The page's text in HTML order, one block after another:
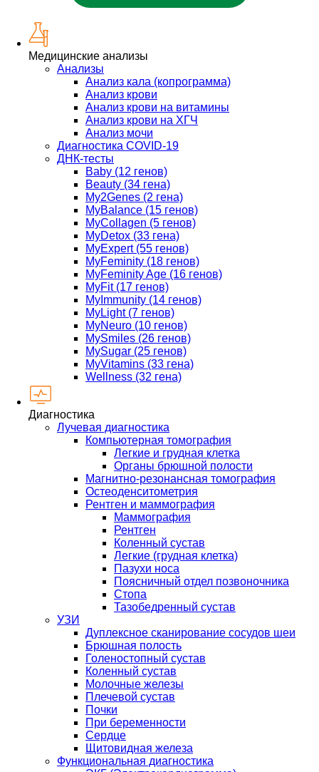
Медицинские анализы
Анализы
Анализ кала (копрограмма)
Анализ крови
Анализ крови на витамины
Анализ крови на ХГЧ
Анализ мочи
Диагностика COVID-19
ДНК-тесты
Baby (12 генов)
Beauty (34 гена)
My2Genes (2 гена)
MyBalance (15 генов)
MyCollagen (5 генов)
MyDetox (33 гена)
MyExpert (55 генов)
MyFeminity (18 генов)
MyFeminity Age (16 генов)
MyFit (17 генов)
MyImmunity (14 генов)
MyLight (7 генов)
MyNeuro (10 генов)
MySmiles (26 генов)
MySugar (25 генов)
MyVitamins (33 гена)
Wellness (32 гена)
Диагностика
Лучевая диагностика
Компьютерная томография
Легкие и грудная клетка
Органы брюшной полости
Магнитно-резонансная томография
Остеоденситометрия
Рентген и маммография
Маммография
Рентген
Коленный сустав
Легкие (грудная клетка)
Пазухи носа
Поясничный отдел позвоночника
Стопа
Тазобедренный сустав
УЗИ
Дуплексное сканирование сосудов шеи
Брюшная полость
Голеностопный сустав
Коленный сустав
Молочные железы
Плечевой сустав
Почки
При беременности
Сердце
Щитовидная железа
Функциональная диагностика